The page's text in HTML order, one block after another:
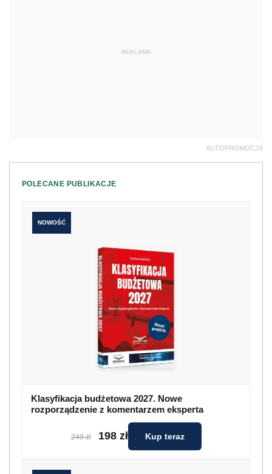
REKLAMA
AUTOPROMOCJA
POLECANE PUBLIKACJE
NOWOŚĆ
Klasyfikacja budżetowa 2027. Nowe
rozporządzenie z komentarzem eksperta
249 zł 198 zł Kup teraz